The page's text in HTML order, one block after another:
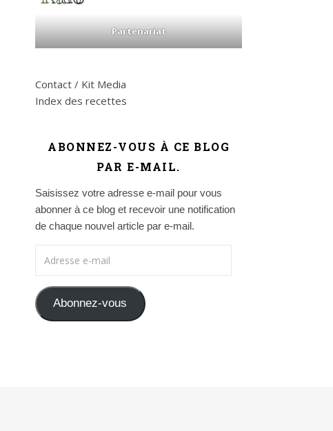
Partenariat
Contact / Kit Media
Index des recettes
ABONNEZ-VOUS À CE BLOG
PAR E-MAIL.
Saisissez votre adresse e-mail pour vous
abonner à ce blog et recevoir une notification
de chaque nouvel article par e-mail.
Abonnez-vous